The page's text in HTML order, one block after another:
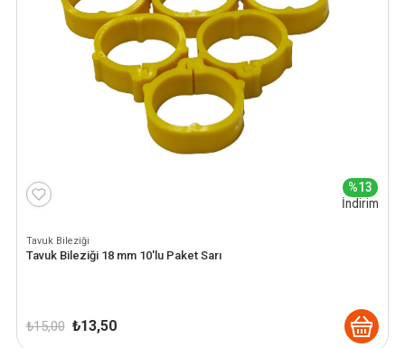
%13
İndirim
Tavuk Bileziği
Tavuk Bileziği 18 mm 10'lu Paket Sarı
₺15,00 Orijinal
₺13,50Şu